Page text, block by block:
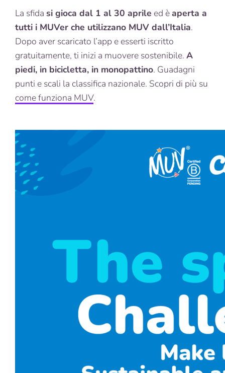
La sfida si gioca dal 1 al 30 aprile ed èaperta a
tutti i MUVer che utilizzano MUV dall’Italia.
Dopo aver scaricato l’app e esserti iscritto
gratuitamente, ti inizi a muovere sostenibile. A
piedi, in bicicletta, in monopattino. Guadagni
punti e scali la classifica nazionale. Scopri di più su
come funziona MUV.